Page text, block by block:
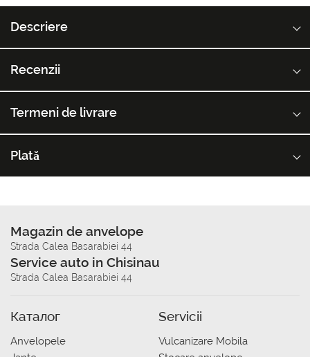
Descriere
Recenzii
Termeni de livrare
Plată
Magazin de anvelope
Strada Calea Basarabiei 44
Service auto in Chisinau
Strada Calea Basarabiei 44
Каталог
Anvelopele
Servicii
Vulcanizare Mobila